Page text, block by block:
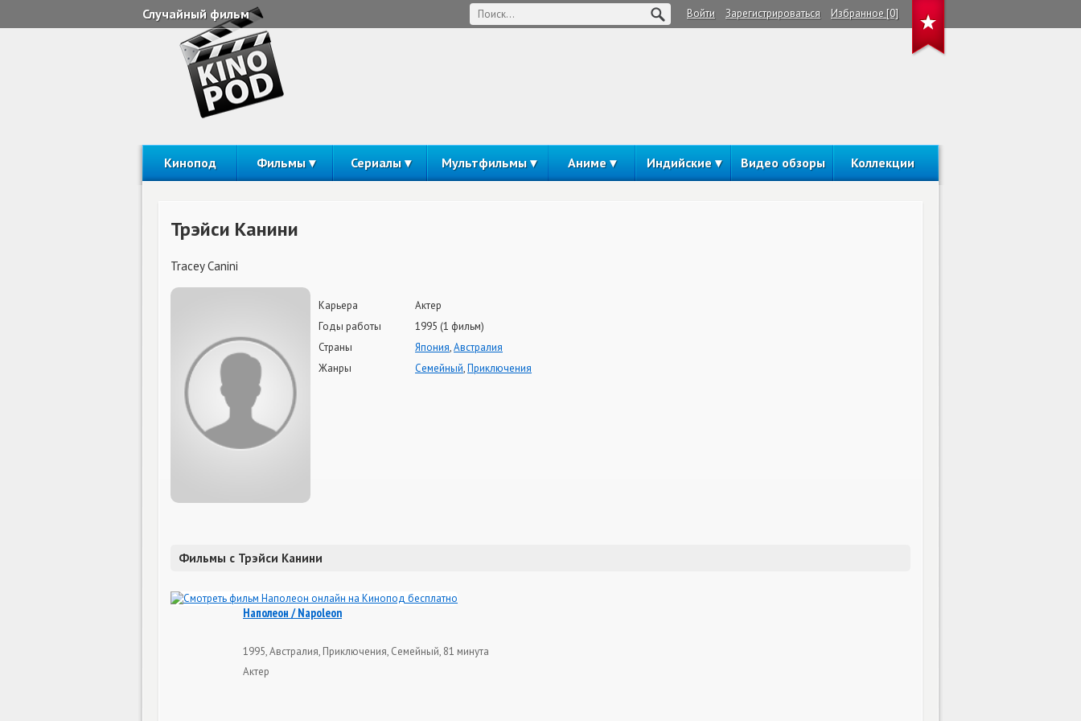
Случайный фильм Войти Зарегистрироваться Избранное [0]
Кинопод Фильмы Сериалы Мультфильмы Аниме Индийские Видео обзоры Коллекции
Трэйси Канини
Tracey Canini
Карьера
Актер
Годы работы
1995 (1 фильм)
Страны
Япония,Австралия
Жанры
Семейный,Приключения
Фильмы с Трэйси Канини
Наполеон / Napoleon
1995, Австралия, Приключения, Семейный, 81 минута
Актер